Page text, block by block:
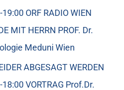
ORF RADIO WIEN
MIT HERRN PROF. Dr.
Meduni Wien
ABGESAGT WERDEN
VORTRAG Prof.Dr.